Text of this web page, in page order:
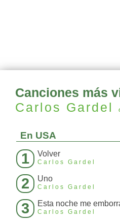
Canciones más
Carlos Gardel
En USA
1 Volver
Carlos Gardel
2 Uno
Carlos Gardel
3 Esta noche me
Carlos Gardel